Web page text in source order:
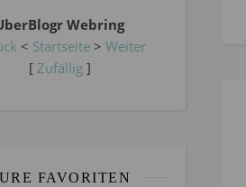
Webring
< Startseite> Weiter
[ Zufällig]
FAVORITEN